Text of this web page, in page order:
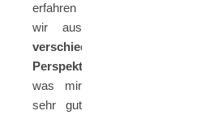
erfahren
wir aus
verschiedenen
Perspektiven
was mir
sehr gut